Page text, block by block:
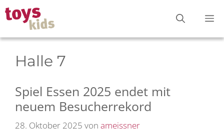
Zum
Inhalt
springen
Halle 7
Spiel Essen 2025 endet mit
neuem Besucherrekord
28. Oktober 2025 von ameissner